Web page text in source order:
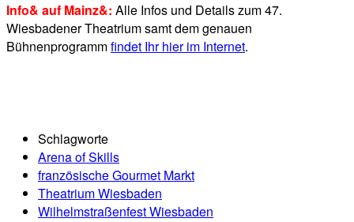
Info& auf Mainz&: Alle Infos und Details zum 47.
Wiesbadener Theatrium samt dem genauen
Bühnenprogrammfindet Ihr hier im Internet.
Schlagworte
Arena of Skills
französische Gourmet Markt
Theatrium Wiesbaden
Wilhelmstraßenfest Wiesbaden